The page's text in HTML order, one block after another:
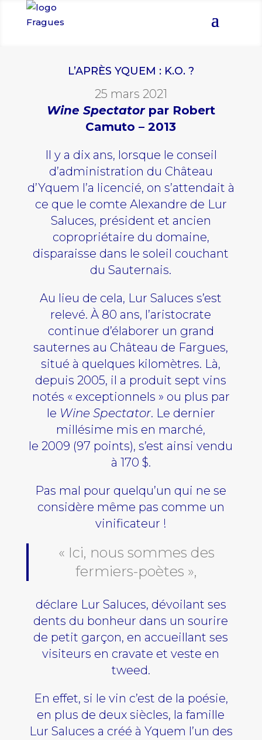
L’APRÈS YQUEM : K.O. ?
25 mars 2021
Wine Spectatorpar Robert
Camuto – 2013
Il y a dix ans, lorsque le conseil
d’administration du Château
d’Yquem l’a licencié, on s’attendait à
ce que le comte Alexandre de Lur
Saluces, président et ancien
copropriétaire du domaine,
disparaisse dans le soleil couchant
du Sauternais.
Au lieu de cela, Lur Saluces s’est
relevé. À 80 ans, l’aristocrate
continue d’élaborer un grand
sauternes au Château de Fargues,
situé à quelques kilomètres. Là,
depuis 2005, il a produit sept vins
notés « exceptionnels » ou plus par
le Wine Spectator. Le dernier
millésime mis en marché,
le2009 (97 points), s’est ainsi vendu
à 170 $.
Pas mal pour quelqu’un qui ne se
considère même pas comme un
vinificateur !
« Ici, nous sommes des
fermiers-poètes »,
déclare Lur Saluces, dévoilant ses
dents du bonheur dans un sourire
de petit garçon, en accueillant ses
visiteurs en cravate et veste en
tweed.
En effet, si le vin c’est de la poésie,
en plus de deux siècles, la famille
Lur Saluces a créé à Yquem l’un des